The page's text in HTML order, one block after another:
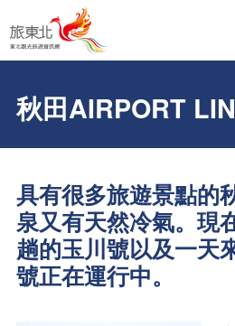
秋田AIRPORT
具有很多旅遊景點的
泉又有天然冷氣。現
趟的玉川號以及一天
號正在運行中。